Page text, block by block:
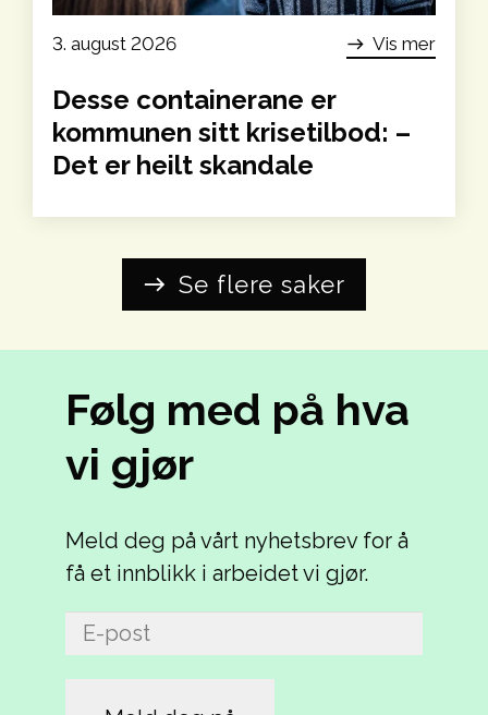
3. august 2026 east Vis mer
Desse containerane er
kommunen sitt krise­tilbod: –
Det er heilt skandale
east Se flere saker
Følg med på hva
vi gjør
Meld deg på vårt nyhetsbrev for å
få et innblikk i arbeidet vi gjør.
(Påkrevd)